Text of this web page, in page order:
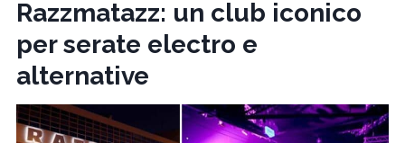
Razzmatazz: un club iconico
per serate electro e
alternative